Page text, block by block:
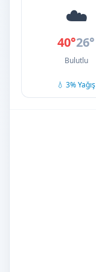
☁️
40°26°
Bulutlu
💧 3% Yağış